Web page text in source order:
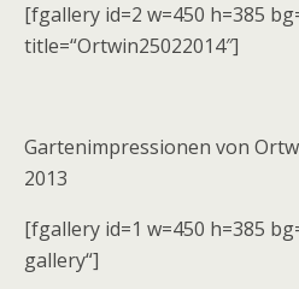
[fgallery id=2 w=450 h=385
title=“Ortwin25022014″]
Gartenimpressionen von
2013
[fgallery id=1 w=450 h=385
gallery“]